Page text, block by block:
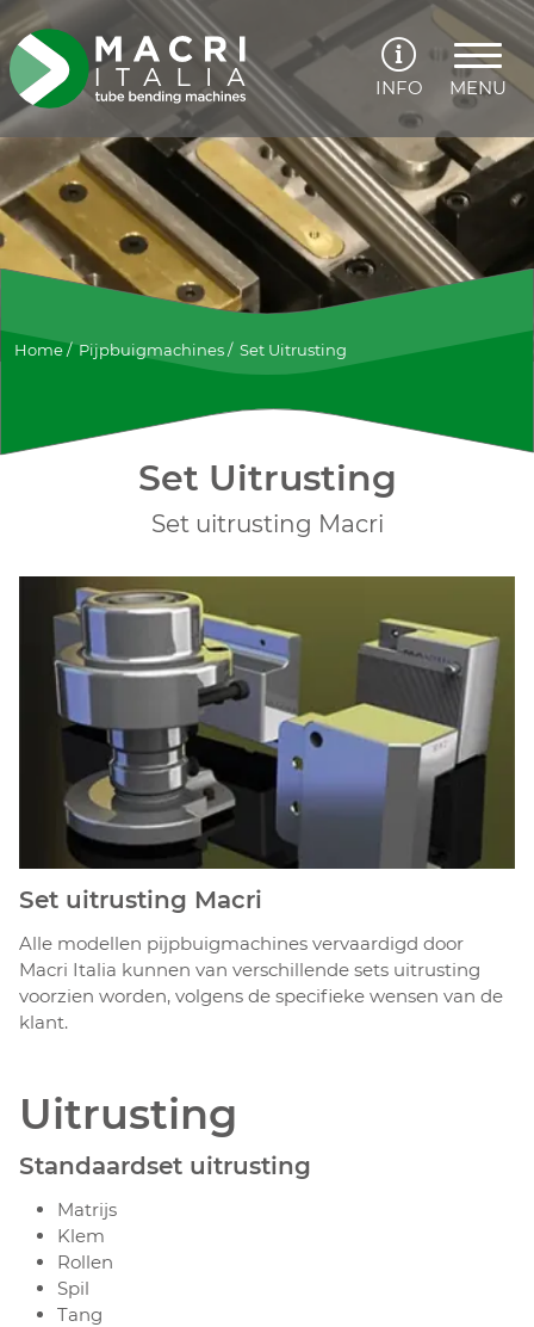
INFO MENU
Home/Pijpbuigmachines/ Set Uitrusting
Set Uitrusting
Set uitrusting Macri
Set uitrusting Macri
Alle modellen pijpbuigmachines vervaardigd door
Macri Italia kunnen van verschillende sets uitrusting
voorzien worden, volgens de specifieke wensen van de
klant.
Uitrusting
Standaardset uitrusting
Matrijs
Klem
Rollen
Spil
Tang